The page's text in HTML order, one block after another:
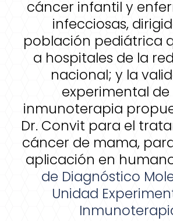
cáncer infantil y
infecciosas,
población pediátrica
a hospitales de la
nacional; y la
experimental
inmunoterapia
Dr. Convit para el
cáncer de mama,
aplicación en
de Diagnóstico
Unidad